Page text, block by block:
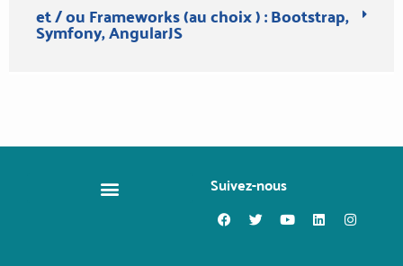
et / ou Frameworks (au choix ) : Bootstrap,
Symfony, AngularJS
Suivez-nous